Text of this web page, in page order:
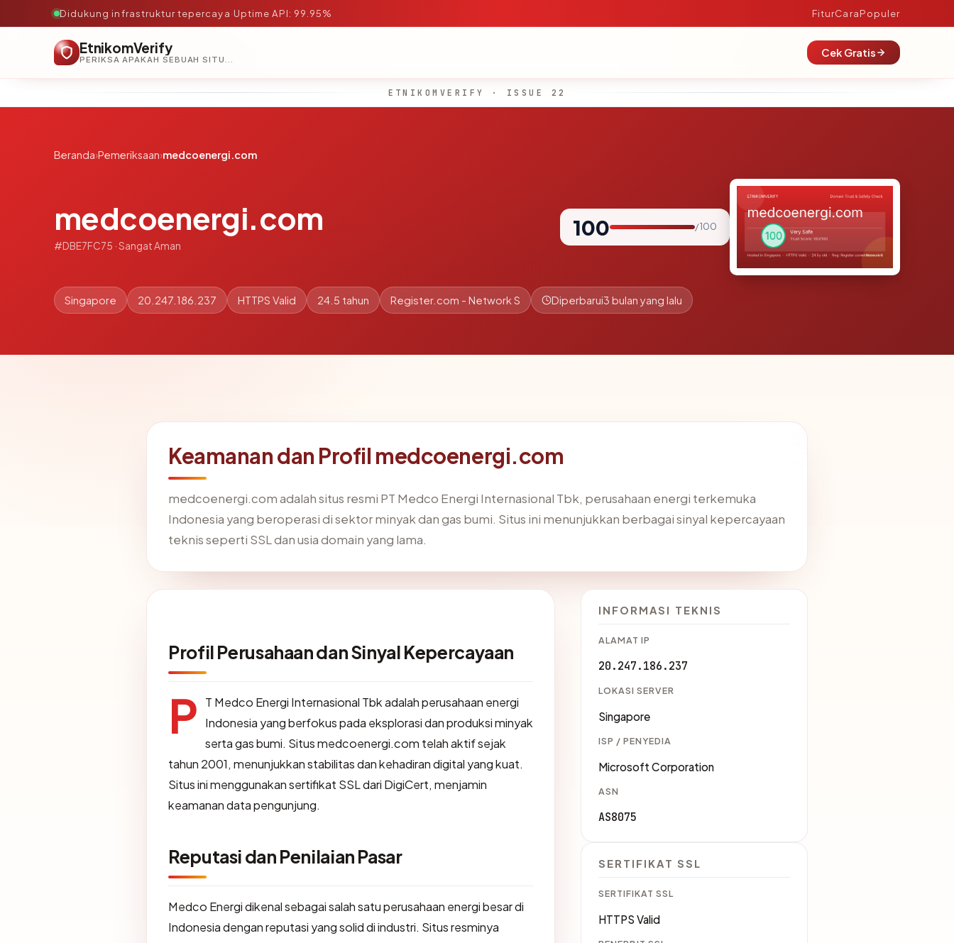
Didukung infrastruktur tepercaya·Uptime API: 99.95% FiturCaraPopuler
EtnikomVerify
PERIKSA APAKAH SEBUAH SITUS AMAN, TEPERCAYA, DAN TERVERIFIKASI DALAM HITUNGAN DETIK.
Cek Gratis
ETNIKOMVERIFY · ISSUE 22
Beranda›Pemeriksaan›medcoenergi.com
medcoenergi.com
#DBE7FC75 · Sangat Aman
100 / 100
Singapore 20.247.186.237 HTTPS Valid 24.5 tahun Register.com - Network S Diperbarui3 bulan yang lalu
Keamanan dan Profil medcoenergi.com
medcoenergi.com adalah situs resmi PT Medco Energi Internasional Tbk, perusahaan energi terkemuka
Indonesia yang beroperasi di sektor minyak dan gas bumi. Situs ini menunjukkan berbagai sinyal kepercayaan
teknis seperti SSL dan usia domain yang lama.
Profil Perusahaan dan Sinyal Kepercayaan
P
T Medco Energi Internasional Tbk adalah perusahaan energi
Indonesia yang berfokus pada eksplorasi dan produksi minyak
serta gas bumi. Situs medcoenergi.com telah aktif sejak
tahun 2001, menunjukkan stabilitas dan kehadiran digital yang kuat.
Situs ini menggunakan sertifikat SSL dari DigiCert, menjamin
keamanan data pengunjung.
Reputasi dan Penilaian Pasar
Medco Energi dikenal sebagai salah satu perusahaan energi besar di
Indonesia dengan reputasi yang solid di industri. Situs resminya
INFORMASI TEKNIS
ALAMAT IP
20.247.186.237
LOKASI SERVER
Singapore
ISP / PENYEDIA
Microsoft Corporation
ASN
AS8075
SERTIFIKAT SSL
SERTIFIKAT SSL
HTTPS Valid